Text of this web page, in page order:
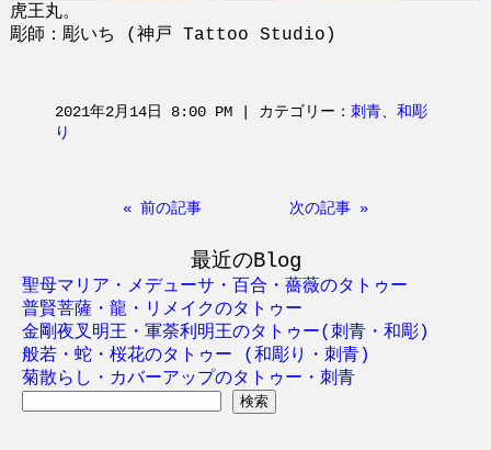
虎王丸。
彫師：彫いち (神戸 Tattoo Studio)
2021年2月14日 8:00 PM | カテゴリー： 刺青、 和彫
り
« 前の記事 次の記事 »
最近のBlog
聖母マリア・メデューサ・百合・薔薇のタトゥー
普賢菩薩・龍・リメイクのタトゥー
金剛夜叉明王・軍荼利明王のタトゥー(刺青・和彫)
般若・蛇・桜花のタトゥー (和彫り・刺青)
菊散らし・カバーアップのタトゥー・刺青